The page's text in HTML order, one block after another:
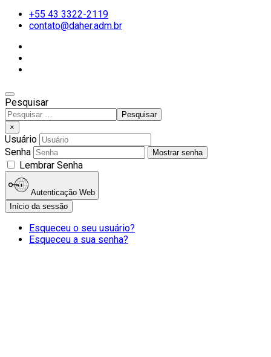
+55 43 3322-2119
contato@daher.adm.br
Pesquisar
Type 2 or more characters
for results.
Pesquisar
×
Usuário
Senha
Mostrar senha
Lembrar Senha
Autenticação Web
Início da sessão
Esqueceu o seu usuário?
Esqueceu a sua senha?